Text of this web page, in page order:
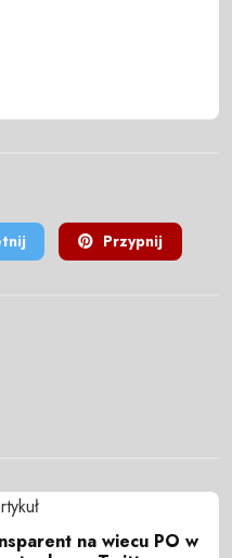
Przypnij
na wiecu PO w